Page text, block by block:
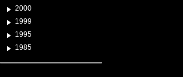
2000
1999
1995
1985